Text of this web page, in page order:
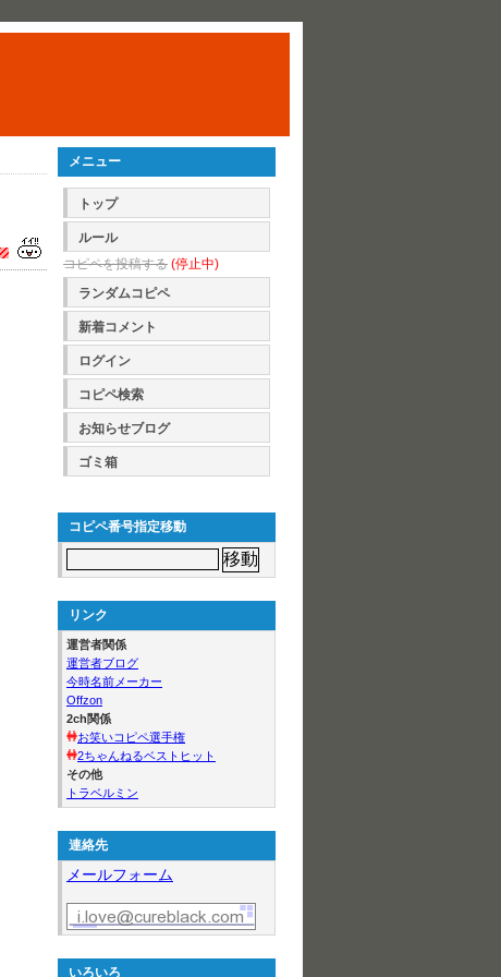
メニュー
トップ
ルール
コピペを投稿する (停止中)
ランダムコピペ
新着コメント
ログイン
コピペ検索
お知らせブログ
ゴミ箱
コピペ番号指定移動
リンク
運営者関係
運営者ブログ
今時名前メーカー
Offzon
2ch関係
お笑いコピペ選手権
2ちゃんねるベストヒット
その他
トラベルミン
連絡先
メールフォーム
いろいろ